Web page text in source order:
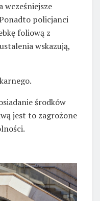
wcześniejsze
policjanci
foliową z
wskazują,
środków
jest to zagrożone